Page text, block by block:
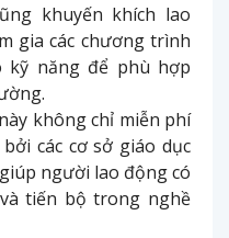
khuyến khích lao
gia các chương trình
kỹ năng để phù hợp
không chỉ miễn phí
các cơ sở giáo dục
người lao động có
tiến bộ trong nghề